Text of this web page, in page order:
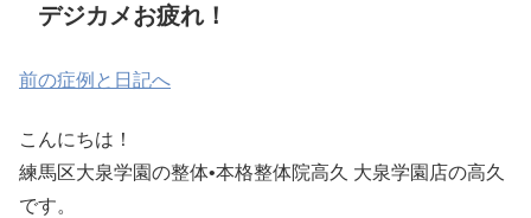
デジカメお疲れ！
前の症例と日記へ
こんにちは！
練馬区大泉学園の整体•本格整体院高久 大泉学園店の高久
です。